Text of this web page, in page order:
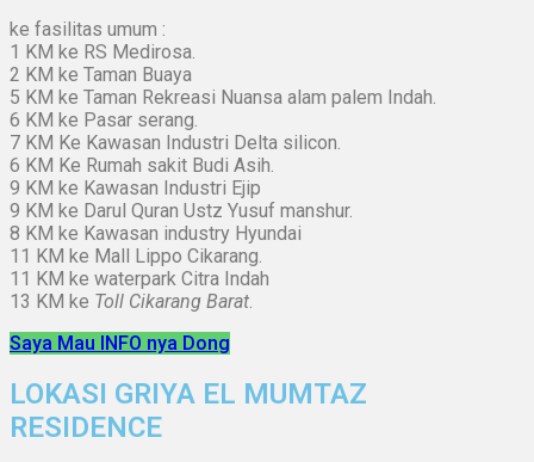
ke fasilitas umum :
1 KM ke RS Medirosa.
2 KM ke Taman Buaya
5 KM ke Taman Rekreasi Nuansa alam palem Indah.
6 KM ke Pasar serang.
7 KM Ke Kawasan Industri Delta silicon.
6 KM Ke Rumah sakit Budi Asih.
9 KM ke Kawasan Industri Ejip
9 KM ke Darul Quran Ustz Yusuf manshur.
8 KM ke Kawasan industry Hyundai
11 KM ke Mall Lippo Cikarang.
11 KM ke waterpark Citra Indah
13 KM ke Toll Cikarang Barat
Saya Mau INFO nya Dong
LOKASI GRIYA EL MUMTAZ
RESIDENCE